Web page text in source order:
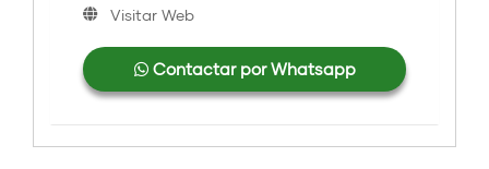
Visitar Web
Contactar por Whatsapp